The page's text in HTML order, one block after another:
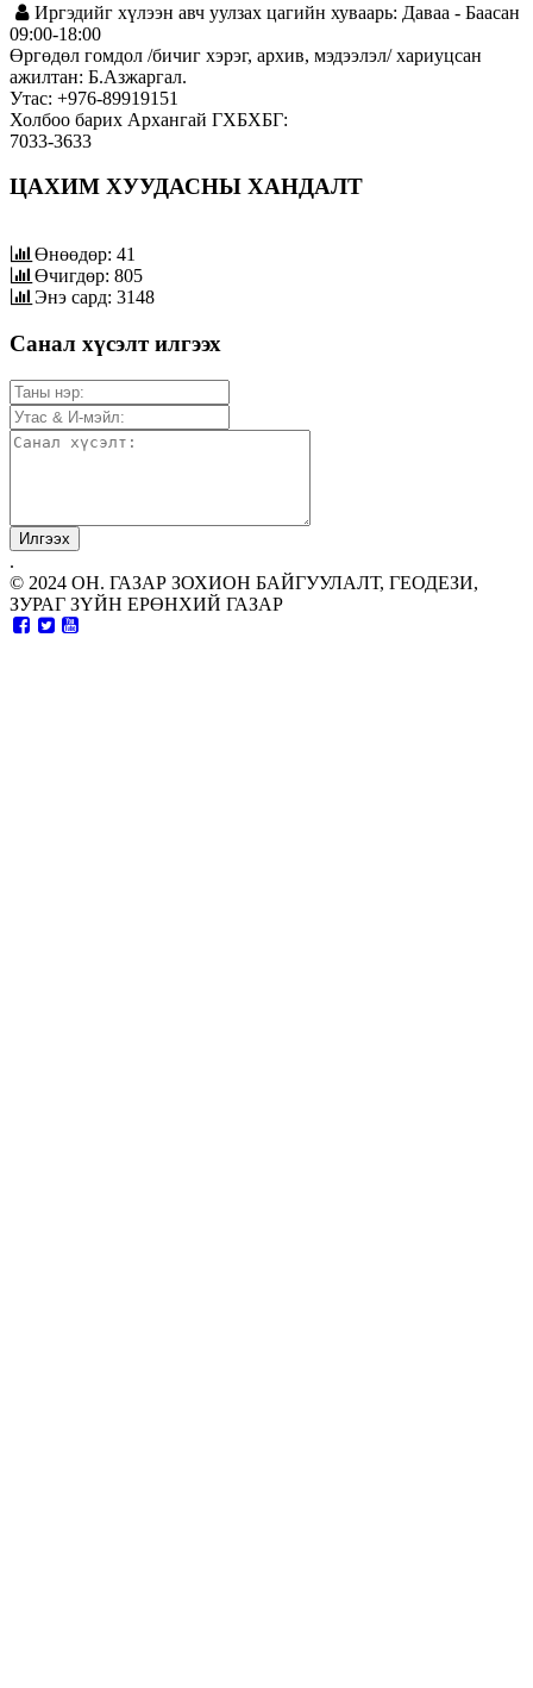
Иргэдийг хүлээн авч уулзах цагийн хуваарь: Даваа - Баасан
09:00-18:00
Өргөдөл гомдол /бичиг хэрэг, архив, мэдээлэл/ хариуцсан
ажилтан: Б.Азжаргал.
Утас: +976-89919151
Холбоо барих Архангай ГХБХБГ:
7033-3633
ЦАХИМ ХУУДАСНЫ ХАНДАЛТ
Өнөөдөр: 41
Өчигдөр: 805
Энэ сард: 3148
Санал хүсэлт илгээх
.
© 2024 ОН. ГАЗАР ЗОХИОН БАЙГУУЛАЛТ, ГЕОДЕЗИ,
ЗУРАГ ЗҮЙН ЕРӨНХИЙ ГАЗАР